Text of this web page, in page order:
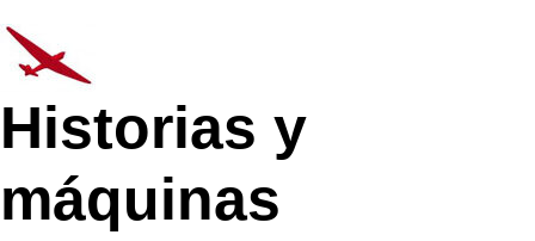
al
contenido
Historias y
máquinas